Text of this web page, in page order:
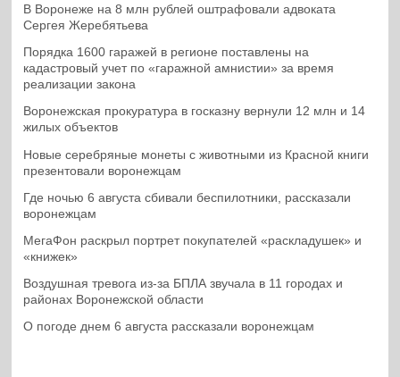
В Воронеже на 8 млн рублей оштрафовали адвоката
Сергея Жеребятьева
Порядка 1600 гаражей в регионе поставлены на
кадастровый учет по «гаражной амнистии» за время
реализации закона
Воронежская прокуратура в госказну вернули 12 млн и 14
жилых объектов
Новые серебряные монеты с животными из Красной книги
презентовали воронежцам
Где ночью 6 августа сбивали беспилотники, рассказали
воронежцам
МегаФон раскрыл портрет покупателей «раскладушек» и
«книжек»
Воздушная тревога из-за БПЛА звучала в 11 городах и
районах Воронежской области
О погоде днем 6 августа рассказали воронежцам